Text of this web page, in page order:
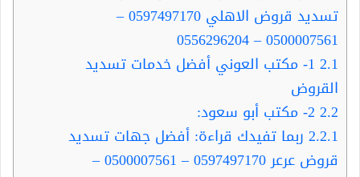
تسديد قروض الاهلي 0597497170 –
0500007561 – 0556296204
2.1 1- مكتب العوني أفضل خدمات تسديد
القروض
2.2
2.2.1 ربما تفيدك قراءة: أفضل جهات تسديد
قروض عرعر 0597497170 – 0500007561 –